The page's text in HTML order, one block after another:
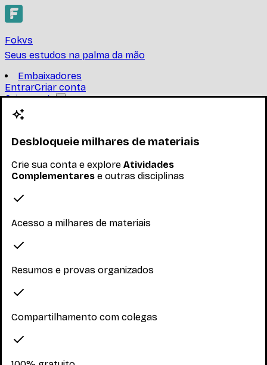
Fokvs
Seus estudos na palma da mão
Embaixadores
EntrarCriar conta
Criar conta
Atividades
UNIVERSIDADE FEDERAL DO RIO DE JANEIRO
BAPX04-Atividades ComplementaresAtividades que
estarão integrados às várias áreas de conhecimento do
Nenhum inscrito ainda
Materiais
Explore os materiais disponíveis
Faça login para ver os materiais
Desbloqueie milhares de materiais
Crie sua conta e explore Atividades
Complementares e outras disciplinas
Acesso a milhares de materiais
Resumos e provas organizados
Compartilhamento com colegas